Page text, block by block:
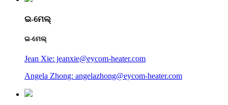
ଇ-ମେଲ୍
ଇ-ମେଲ୍
Jean Xie: jeanxie@eycom-heater.com
Angela Zhong: angelazhong@eycom-heater.com